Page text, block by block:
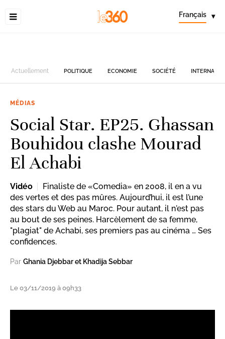
Français ▾
Actuellement POLITIQUE ECONOMIE SOCIÉTÉ
MÉDIAS
Social Star. EP25. Ghassan
Bouhidou clashe Mourad
El Achabi
Vidéo
Finaliste de «Comedia» en 2008, il en a vu
des vertes et des pas mûres. Aujourd’hui, il est l’une
des stars du Web au Maroc. Pour autant, il n'est pas
au bout de ses peines. Harcèlement de sa femme,
"plagiat" de Achabi, ses premiers pas au cinéma … Ses
confidences.
Par Ghania Djebbar et Khadija Sebbar
Le 03/11/2019 à 09h33